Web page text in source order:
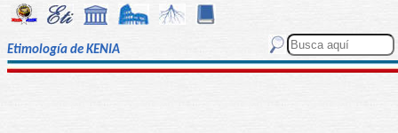
Etimología de KENIA